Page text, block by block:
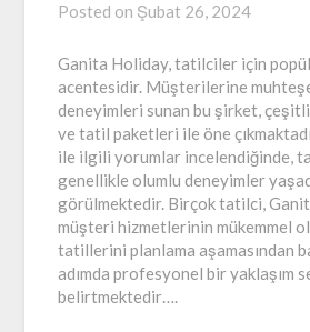
Posted on Şubat 26, 2024
Ganita Holiday, tatilciler için
acentesidir. Müşterilerine
deneyimleri sunan bu şirket,
ve tatil paketleri ile öne
ile ilgili yorumlar incelendiğinde,
genellikle olumlu deneyimler
görülmektedir. Birçok tatilci,
müşteri hizmetlerinin mükemmel
tatillerini planlama aşamasından
adımda profesyonel bir yaklaşım
belirtmektedir….